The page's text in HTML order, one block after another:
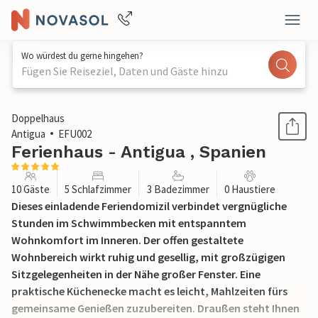
Wo würdest du gerne hingehen?
Fügen Sie Reiseziel, Daten und Gäste hinzu
1 / 20
Doppelhaus
Antigua
EFU002
Ferienhaus - Antigua , Spanien
10 Gäste 5 Schlafzimmer 3 Badezimmer 0 Haustiere
Dieses einladende Feriendomizil verbindet vergnügliche
Stunden im Schwimmbecken mit entspanntem
Wohnkomfort im Inneren. Der offen gestaltete
Wohnbereich wirkt ruhig und gesellig, mit großzügigen
Sitzgelegenheiten in der Nähe großer Fenster. Eine
praktische Küchenecke macht es leicht, Mahlzeiten fürs
gemeinsame Genießen zuzubereiten. Draußen steht Ihnen